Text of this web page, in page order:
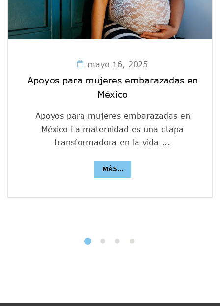
mayo 16, 2025
Apoyos para mujeres embarazadas en
México
Apoyos para mujeres embarazadas en
México La maternidad es una etapa
transformadora en la vida ...
MÁS...